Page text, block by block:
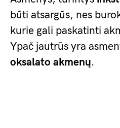
būti atsargūs, nes
kurie gali paskatinti
Ypač jautrūs yra
oksalato akmenų.